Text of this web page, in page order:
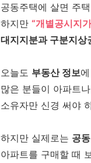
공동주택에 살면 주
하지만 “개별공시지
대지지분과 구분지상
오늘도 부동산 정보
많은 분들이 아파트
소유자만 신경 써야
하지만 실제로는 공
아파트를 구매할 때